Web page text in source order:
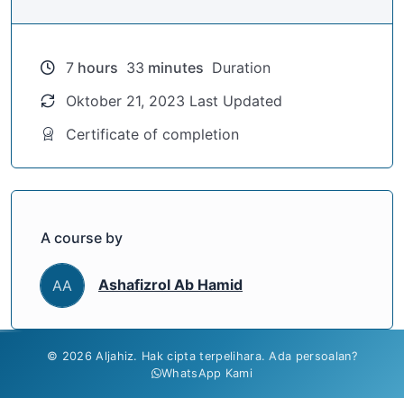
7 hours 33 minutes Duration
Oktober 21, 2023 Last Updated
Certificate of completion
A course by
AA Ashafizrol Ab Hamid
© 2026 Aljahiz. Hak cipta terpelihara. Ada persoalan?
WhatsApp Kami